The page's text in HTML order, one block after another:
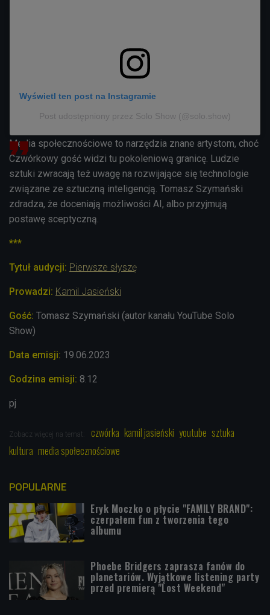
Wyświetl ten post na Instagramie
Post udostępniony przez Solo Show (@solo.show)
Media społecznościowe to narzędzia znane artystom, choć
Czwórkowy gość widzi tu pokoleniową granicę. Ludzie
sztuki zwracają też uwagę na rozwijające się technologie
związane ze sztuczną inteligencją. Tomasz Szymański
zdradza, że doceniają możliwości AI, albo przyjmują
postawę sceptyczną.
***
Tytuł audycji: Pierwsze słyszę
Prowadzi: Kamil Jasieński
Gość: Tomasz Szymański (autor kanału YouTube Solo
Show)
Data emisji: 19.06.2023
Godzina emisji: 8.12
pj
Zobacz więcej na temat: czwórka kamil jasieński youtube sztuka
kultura media społecznościowe
POPULARNE
Eryk Moczko o płycie "FAMILY BRAND":
czerpałem fun z tworzenia tego
albumu
Phoebe Bridgers zaprasza fanów do
planetariów. Wyjątkowe listening party
przed premierą "Lost Weekend"